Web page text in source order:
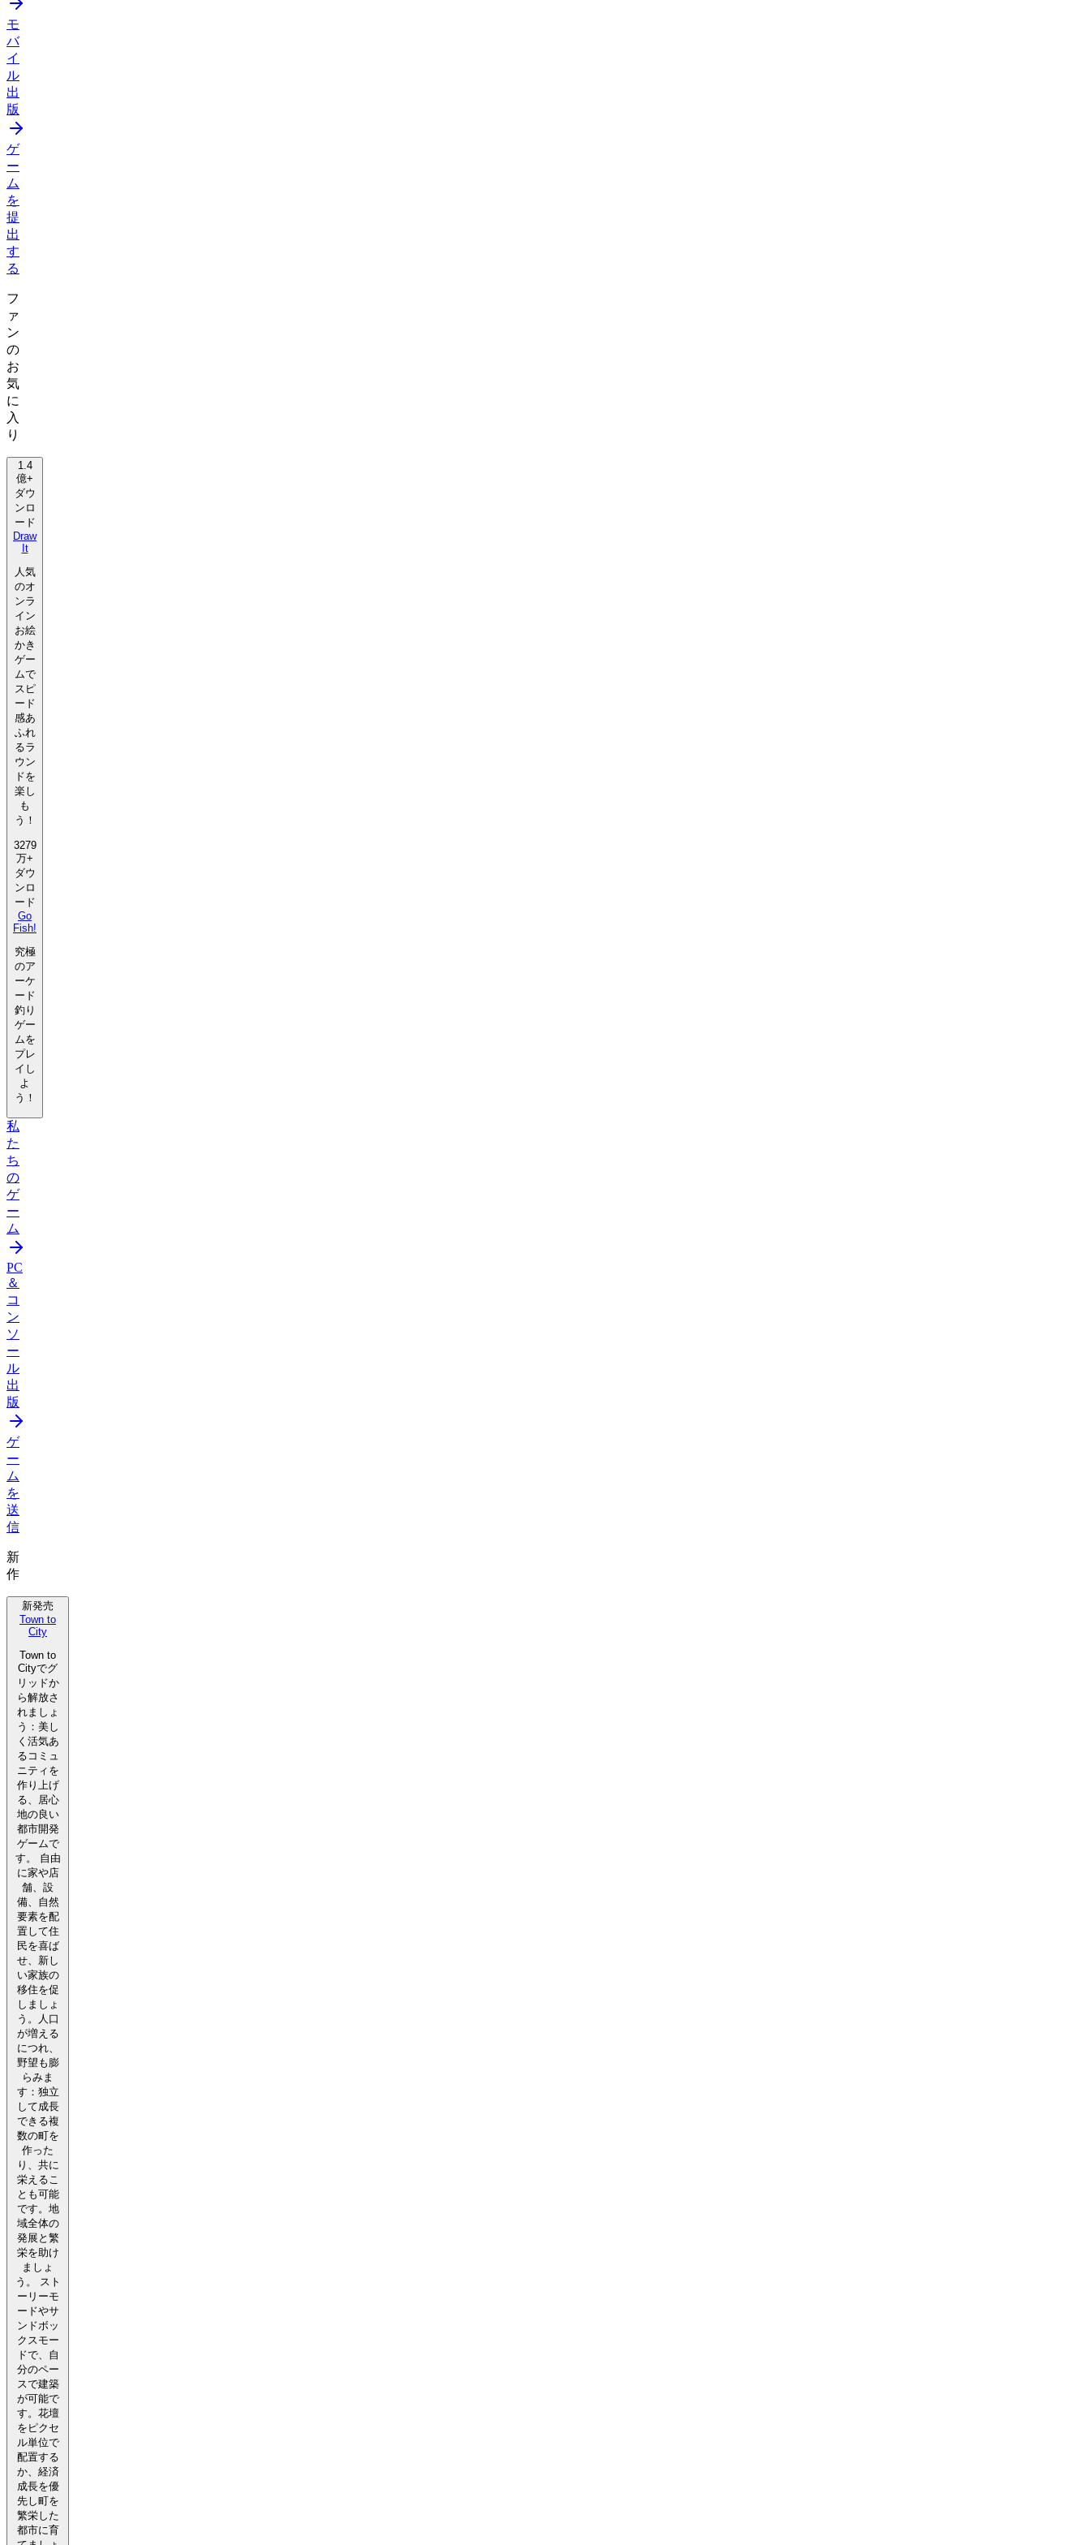
モ
バ
イ
ル
出
版
ゲ
ー
ム
を
提
出
す
る
フ
ァ
ン
の
お
気
に
入
り
1.4
億+
ダウ
ンロ
ード
Draw
It
人気
のオ
ンラ
イン
お絵
かき
ゲー
ムで
スピ
ード
感あ
ふれ
るラ
ウン
ドを
楽し
も
う！
3279
万+
ダウ
ンロ
ード
Go
Fish!
究極
のア
ーケ
ード
釣り
ゲー
ムを
プレ
イし
よ
う！
私
た
ち
の
ゲ
ー
ム
PC
＆
コ
ン
ソ
ー
ル
出
版
ゲ
ー
ム
を
送
信
新
作
新発売
Town to
City
Town to
Cityでグ
リッドか
ら解放さ
れましょ
う：美し
く活気あ
るコミュ
ニティを
作り上げ
る、居心
地の良い
都市開発
ゲームで
す。 自由
に家や店
舗、設
備、自然
要素を配
置して住
民を喜ば
せ、新し
い家族の
移住を促
しましょ
う。人口
が増える
につれ、
野望も膨
らみま
す：独立
して成長
できる複
数の町を
作った
り、共に
栄えるこ
とも可能
です。地
域全体の
発展と繁
栄を助け
ましょ
う。 スト
ーリーモ
ードやサ
ンドボッ
クスモー
ドで、自
分のペー
スで建築
が可能で
す。花壇
をピクセ
ル単位で
配置する
か、経済
成長を優
先し町を
繁栄した
都市に育